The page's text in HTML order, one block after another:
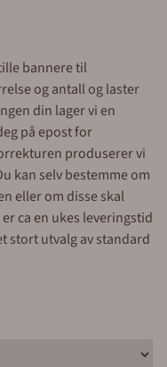
bannere til
og antall og laster
din lager vi en
på epost for
produserer vi
kan selv bestemme om
eller om disse skal
ca en ukes leveringstid
stort utvalg av standard